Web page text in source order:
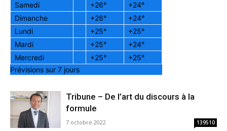
Samedi
+26° +24°
Dimanche
+26° +24°
Lundi
+25° +25°
Mardi
+25° +24°
Mercredi
+25° +25°
Prévisions sur 7 jours
Tribune – De l’art du discours à la
formule
7 octobre 2022 139510